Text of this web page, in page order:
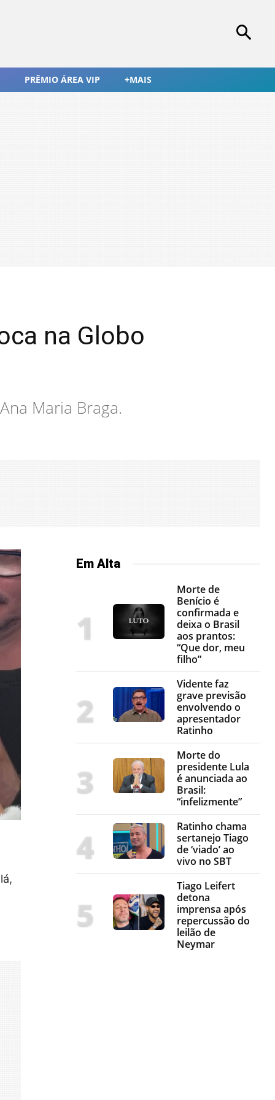
PRÊMIO ÁREA VIP +MAIS
na Globo
Maria Braga.
Em Alta
Morte de
Benício é
confirmada e
deixa o Brasil
aos prantos:
“Que dor, meu
filho”
Vidente faz
grave previsão
envolvendo o
apresentador
Ratinho
Morte do
presidente Lula
é anunciada ao
Brasil:
“infelizmente”
Ratinho chama
sertanejo Tiago
de ‘viado’ ao
vivo no SBT
Tiago Leifert
detona
imprensa após
repercussão do
leilão de
Neymar